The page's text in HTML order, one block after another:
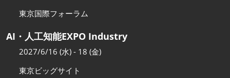
東京国際フォーラム
AI・人工知能EXPO Industry
2027/6/16 (水) - 18 (金)
東京ビッグサイト